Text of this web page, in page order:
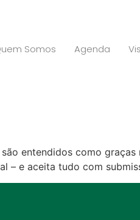
Somos Agenda
entendidos como
– e aceita tudo com